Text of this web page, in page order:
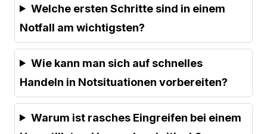
Welche ersten Schritte sind in einem
Notfall am wichtigsten?
Wie kann man sich auf schnelles
Handeln in Notsituationen vorbereiten?
Warum ist rasches Eingreifen bei einem